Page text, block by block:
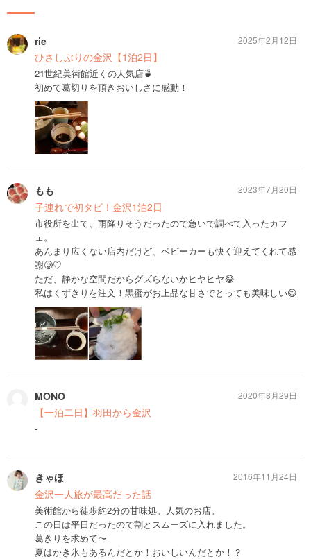
rie
ひさしぶりの金沢【1泊2日】
21世紀美術館近くの人気店🍵
初めて葛切りを頂きおいしさに感動！
2025年2月12日
もも
子連れで初タビ！金沢1泊2日
市役所を出て、雨降りそうだったので急いで調べて入ったカフ
ェ。
あんまり広くない店内だけど、ベビーカーも快く迎えてくれて感
謝🥲♡
ただ、静かな空間だからグズらないかヒヤヒヤ😂
私はくずきりを注文！黒蜜がお上品な甘さでとっても美味しい😋
2023年7月20日
MONO
【一泊二日】羽田から金沢
-
2020年8月29日
きゃほ
金沢一人旅が最高だった話
美術館から徒歩約2分の甘味処。人気のお店。
この日は平日だったので割とスムーズに入れました。
葛きりを求めて〜
夏はかき氷もあるんだとか！おいしいんだとか！？
2016年11月24日